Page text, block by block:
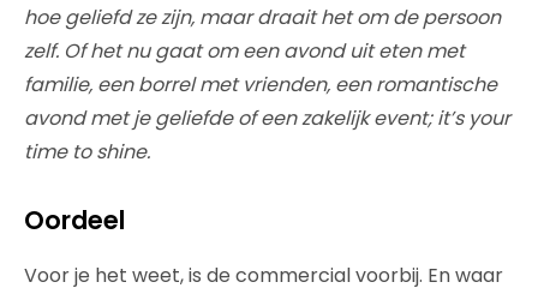
hoe geliefd ze zijn, maar draait het om de persoon
zelf. Of het nu gaat om een avond uit eten met
familie, een borrel met vrienden, een romantische
avond met je geliefde of een zakelijk event; it’s your
time to shine.
Oordeel
Voor je het weet, is de commercial voorbij. En waar